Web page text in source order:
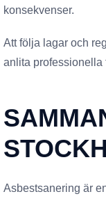
konsekvenser.
Att följa lagar och
anlita professionella
Asbestsanering är